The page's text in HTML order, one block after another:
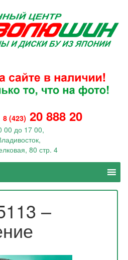
8 (423) 20 888 20
00 до 17 00,
80 стр. 4
–